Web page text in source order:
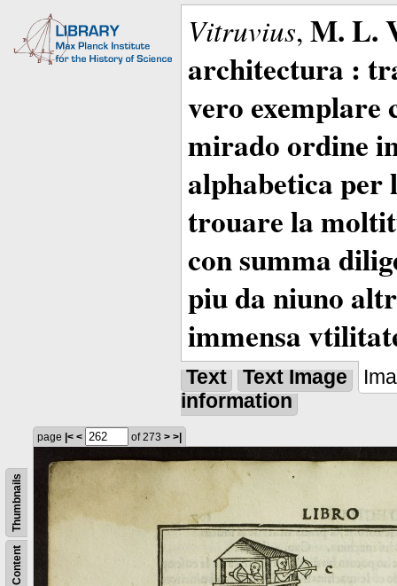
Vitruvius, M. L.
architectura :
vero exemplare
mirado ordine
alphabetica per
trouare la
con summa
piu da niuno
immensa
Text Text Image
information
Content
Thumbnails
page |< < of 273 > >|